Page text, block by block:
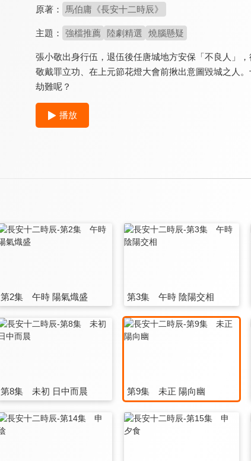
原著： 馬伯庸《長安十二時辰》
主題： 強檔推薦 陸劇精選 燒腦懸疑
張小敬出身行伍，退伍後任唐城地方安保「不良人」
敬戴罪立功、在上元節花燈大會前揪出意圖毀城之人
劫難呢？
播放
第2集 午時 陽氣熾盛 第3集 午時 陰陽交相
第8集 未初 日中而晨 第9集 未正 陽向幽